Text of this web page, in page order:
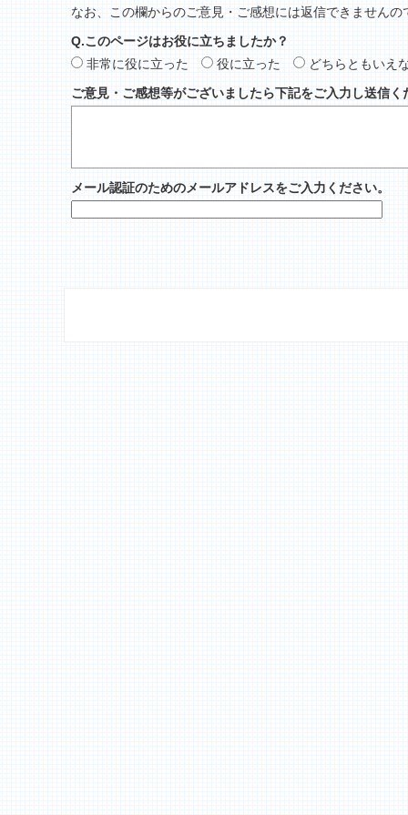
なお、この欄からのご意見・ご感想には返信できませんの
Q.このページはお役に立ちましたか？
非常に役に立った
役に立った
どちらともいえ
ご意見・ご感想等がございましたら下記をご入力し送信く
メール認証のためのメールアドレスをご入力ください。